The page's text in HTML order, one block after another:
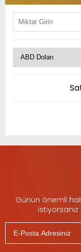
Günün önemli